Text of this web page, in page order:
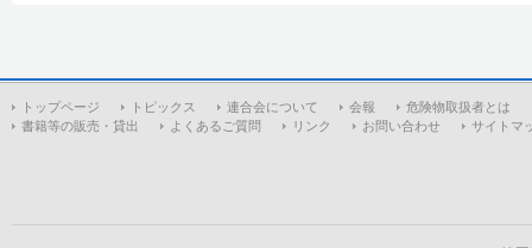
トップページ トピックス 連合会について 会報
危険物取扱者とは
書籍等の販売・貸出
よくあるご質問 リンク お問い合わせ サイトマ